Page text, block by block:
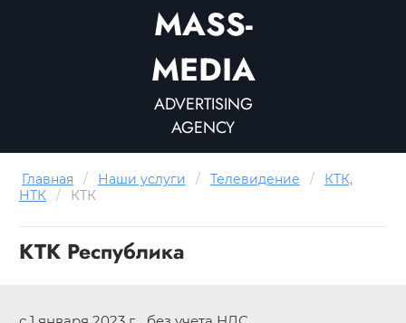
MASS-
MEDIA
ADVERTISING
AGENCY
Главная / Наши услуги / Телевидение /
КТК,
НТК
/ КТК
КТК Республика